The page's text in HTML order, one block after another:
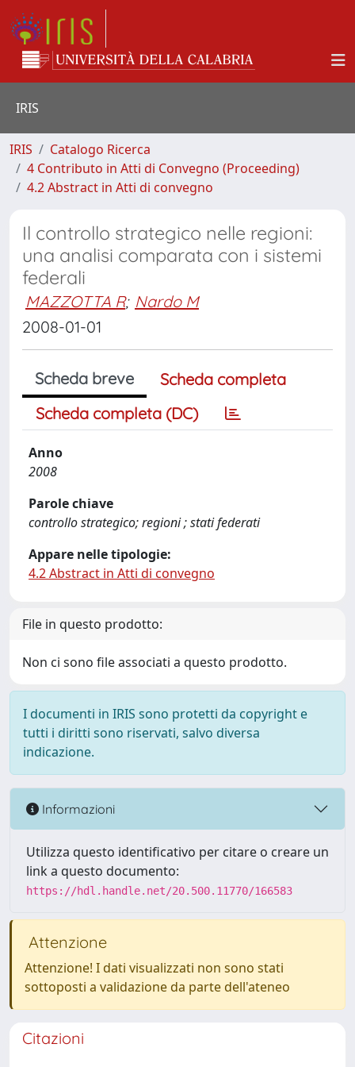
IRIS
IRIS
Catalogo Ricerca
4 Contributo in Atti di Convegno (Proceeding)
4.2 Abstract in Atti di convegno
Il controllo strategico nelle regioni:
una analisi comparata con i sistemi
federali
MAZZOTTA R; Nardo M
2008-01-01
Scheda breve
Scheda completa
Scheda completa (DC)
Anno
2008
Parole chiave
controllo strategico; regioni ; stati federati
Appare nelle tipologie:
4.2 Abstract in Atti di convegno
File in questo prodotto:
Non ci sono file associati a questo prodotto.
I documenti in IRIS sono protetti da copyright e
tutti i diritti sono riservati, salvo diversa
indicazione.
Informazioni
Utilizza questo identificativo per citare o creare un
link a questo documento:
https://hdl.handle.net/20.500.11770/166583
Attenzione
Attenzione! I dati visualizzati non sono stati
sottoposti a validazione da parte dell'ateneo
Citazioni